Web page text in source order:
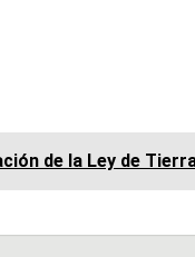
de la Ley de